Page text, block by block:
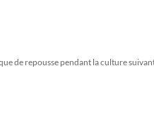
de repousse pendant la culture